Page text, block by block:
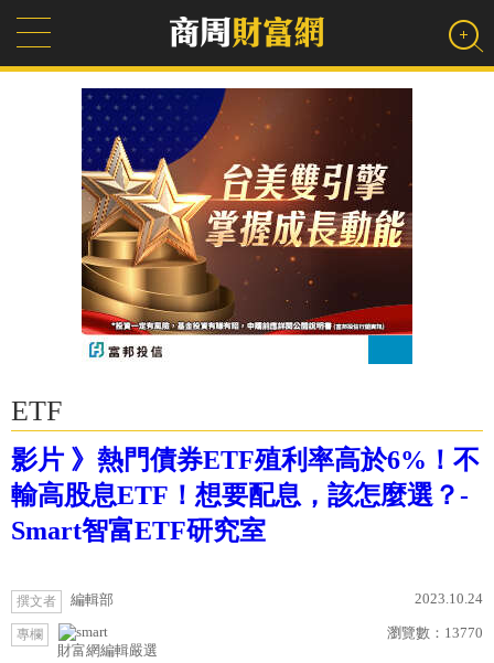
ETF
影片 》熱門債券ETF殖利率高於6%！不
輸高股息ETF！想要配息，該怎麼選？-
Smart智富ETF研究室
撰文者 編輯部 2023.10.24
專欄
財富網編輯嚴選
瀏覽數： 13770